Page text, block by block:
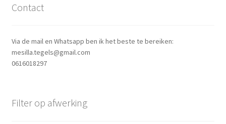
Contact
Via de mail en Whatsapp ben ik het beste te bereiken:
mesilla.tegels@gmail.com
0616018297
Filter op afwerking